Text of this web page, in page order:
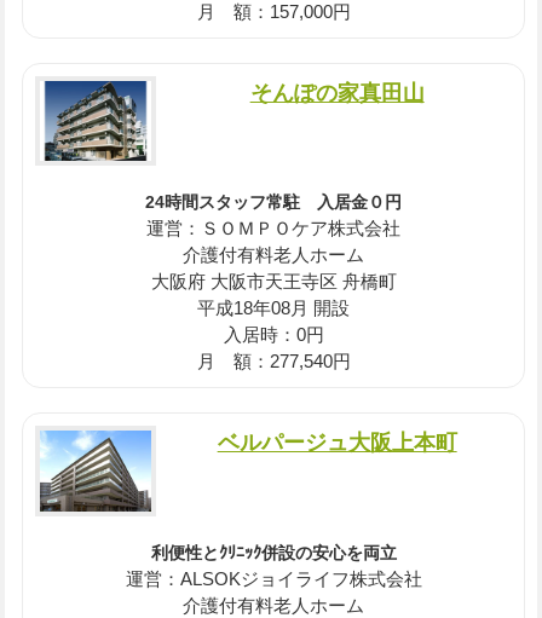
月 額：157,000円
そんぽの家真田山
24時間スタッフ常駐 入居金０円
運営：ＳＯＭＰＯケア株式会社
介護付有料老人ホーム
大阪府 大阪市天王寺区 舟橋町
平成18年08月 開設
入居時：0円
月 額：277,540円
ベルパージュ大阪上本町
利便性とｸﾘﾆｯｸ併設の安心を両立
運営：ALSOKジョイライフ株式会社
介護付有料老人ホーム